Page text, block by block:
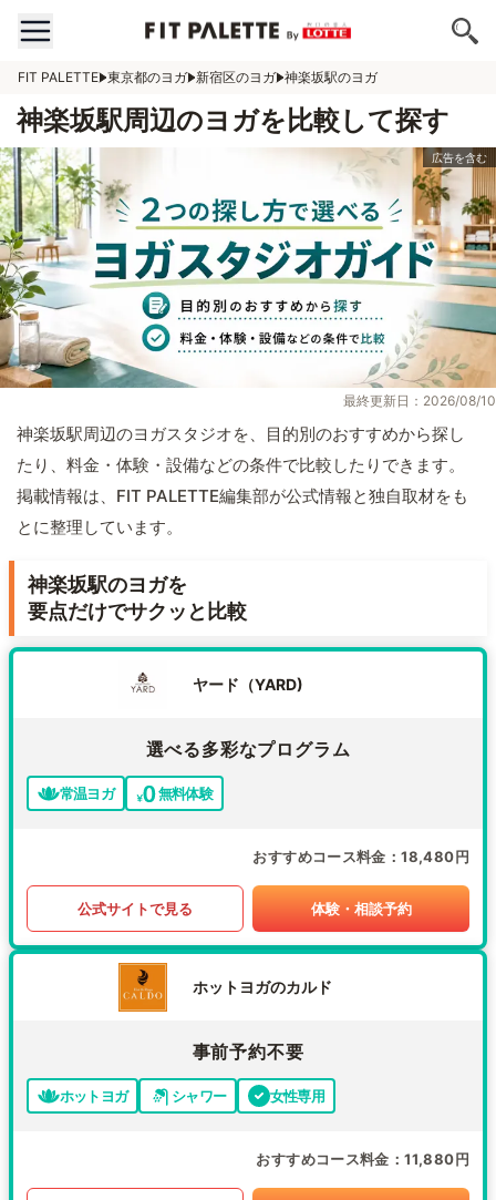
FIT PALETTE 東京都のヨガ 新宿区のヨガ 神楽坂駅のヨガ
神楽坂駅周辺のヨガを比較して探す
最終更新日：2026/08/10
神楽坂駅周辺のヨガスタジオを、目的別のおすすめから探し
たり、料金・体験・設備などの条件で比較したりできます。
掲載情報は、FIT PALETTE編集部が公式情報と独自取材をも
とに整理しています。
神楽坂駅のヨガを
要点だけでサクッと比較
ヤード（YARD)
選べる多彩なプログラム
常温ヨガ 無料体験
おすすめコース料金 18,480円
公式サイトで見る 体験・相談予約
ホットヨガのカルド
事前予約不要
ホットヨガ シャワー 女性専用
おすすめコース料金 11,880円